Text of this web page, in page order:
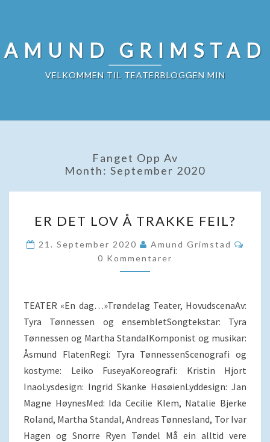
content
AMUND GRIMSTAD
VELKOMMEN TIL TEATERBLOGGEN MIN
Fanget Opp Av
Month: September 2020
DET
LOV
Å
TRAKKE
ER DET LOV Å TRAKKE FEIL?
21. September 2020 Amund Grimstad
0 Kommentarer
TEATER «En dag…»Trøndelag Teater, HovudscenaAv:
Tyra Tønnessen og ensembletSongtekstar: Tyra
Tønnessen og Martha StandalKomponist og musikar:
Åsmund FlatenRegi: Tyra TønnessenScenografi og
kostyme: Leiko FuseyaKoreografi: Kristin Hjort
InaoLysdesign: Ingrid Skanke HøsøienLyddesign: Jan
Magne HøynesMed: Ida Cecilie Klem, Natalie Bjerke
Roland, Martha Standal, Andreas Tønnesland, Tor Ivar
Hagen og Snorre Ryen Tøndel Må ein alltid vere